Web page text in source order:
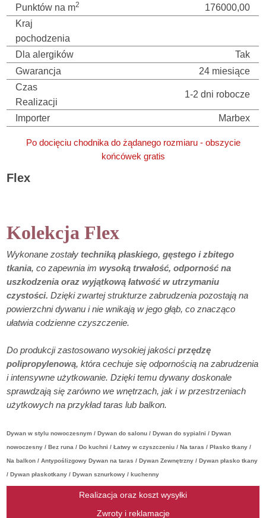
Punktów na m2
176000,00
Kraj
pochodzenia
Dla alergików
Tak
Gwarancja
24 miesiące
Czas
Realizacji
1-2 dni robocze
Importer Marbex
Po docięciu chodnika do żądanego rozmiaru - obszycie
końcówek gratis
Flex
Kolekcja Flex
Wykonane zostałytechniką płaskiego, gęstego i zbitego
tkania, co zapewnia imwysoką trwałość, odporność na
uszkodzenia oraz wyjątkową łatwość w utrzymaniu
czystości.Dzięki zwartej strukturze zabrudzenia pozostają na
powierzchni dywanu i nie wnikają w jego głąb, co znacząco
ułatwia codzienne czyszczenie.
Do produkcji zastosowano wysokiej jakościprzędzę
polipropylenową, która cechuje się odpornością na zabrudzenia
i intensywne użytkowanie. Dzięki temu dywany doskonale
sprawdzają się zarówno we wnętrzach, jak i w przestrzeniach
użytkowych na przykład taras lub balkon.
Dywan w stylu nowoczesnym / Dywan do salonu / Dywan do sypialni / Dywan
nowoczesny / Bez runa / Do kuchni / Łatwy w czyszczeniu / Na taras / Płasko tkany /
Na balkon / Antypoślizgowy Dywan na taras / Dywan Zewnętrzny / Dywan płasko tkany
/ Dywan płaskotkany / Dywan sznurkowy / kuchenny
Realizacja oraz koszt wysyłki
Zwroty i reklamacje